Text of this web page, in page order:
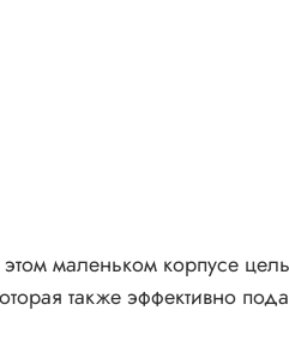
маленьком корпусе
также эффективно